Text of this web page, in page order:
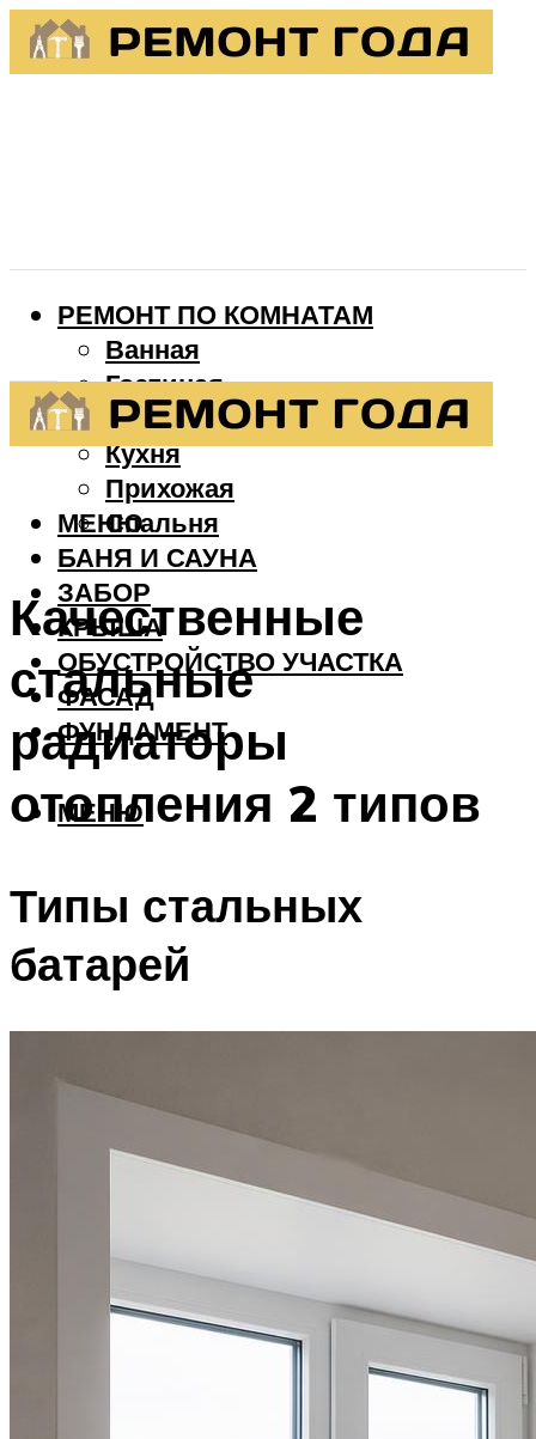
РЕМОНТ ПО КОМНАТАМ
Ванная
Гостиная
Детская
Кухня
Прихожая
Спальня
БАНЯ И САУНА
ЗАБОР
КРЫША
ОБУСТРОЙСТВО УЧАСТКА
ФАСАД
ФУНДАМЕНТ
МЕНЮ
МЕНЮ
Качественные
стальные
радиаторы
отопления 2 типов
Типы стальных
батарей